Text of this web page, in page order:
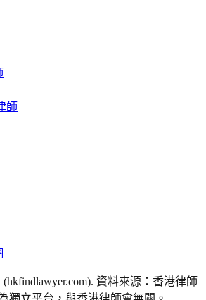
師
資料來源：香港律師